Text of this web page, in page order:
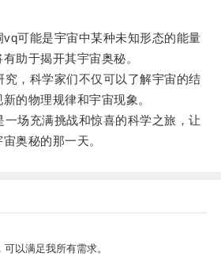
可能是宇宙中某种未知形态的能量
助于揭开其宇宙奥秘。
，科学家们不仅可以了解宇宙的结
的物理规律和宇宙现象。
场充满挑战和惊喜的科学之旅，让
奥秘的那一天。
以满足我所有需求。